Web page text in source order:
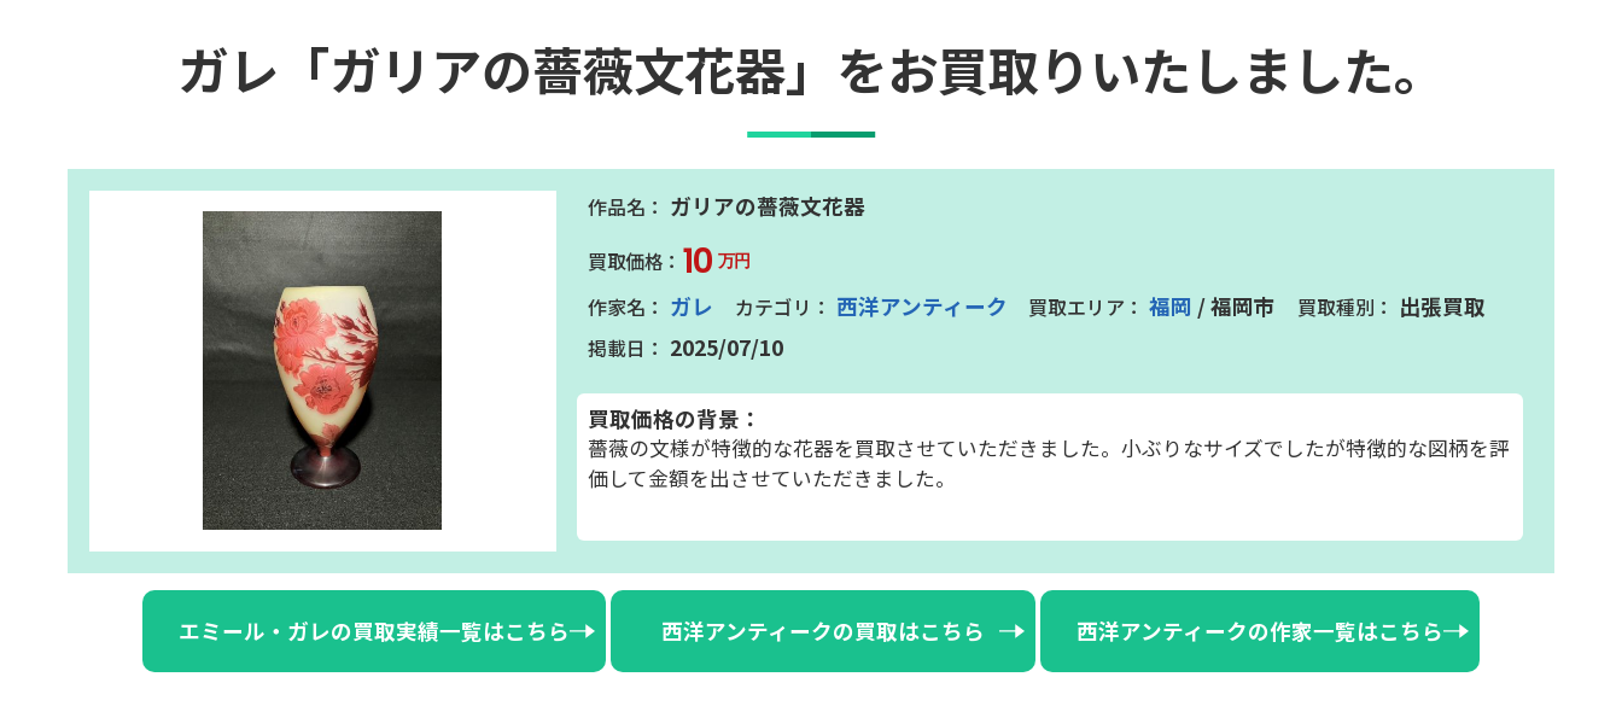
ガレ「ガリアの薔薇文花器」をお買取りいたしました。
ガリアの薔薇文花器
10 万円
ガレ 西洋アンティーク 福岡 / 福岡市
出張買取
2025/07/10
買取価格の背景：
薔薇の文様が特徴的な花器を買取させていただきました。小ぶりなサイズでしたが特徴的な図柄を評
価して金額を出させていただきました。
エミール・ガレの買取実績一覧はこちら 西洋アンティークの買取はこちら 西洋アンティークの作家一覧はこちら